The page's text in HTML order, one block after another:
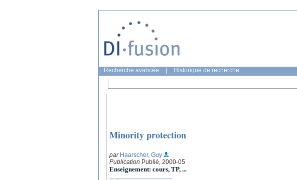
Recherche avancée Historique de recherche
Minority protection
par Haarscher, Guy
Publication Publié, 2000-05
Enseignement: cours, TP, ...